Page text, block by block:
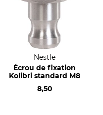
Nestle
Écrou de fixation
Kolibri standard M8
8,50